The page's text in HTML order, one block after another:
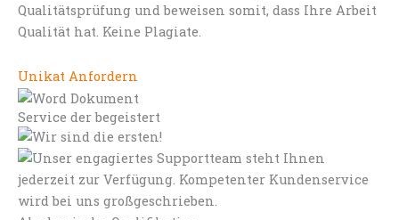
Qualitätsprüfung und beweisen somit, dass Ihre Arbeit
Qualität hat. Keine Plagiate.
Unikat Anfordern
Service der begeistert